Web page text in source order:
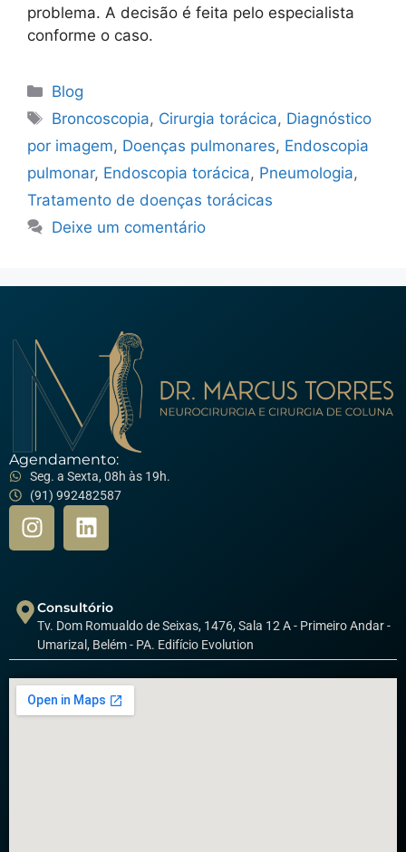
problema. A decisão é feita pelo especialista
conforme o caso.
Blog
Broncoscopia, Cirurgia torácica, Diagnóstico
por imagem, Doenças pulmonares, Endoscopia
pulmonar, Endoscopia torácica, Pneumologia,
Tratamento de doenças torácicas
Deixe um comentário
Agendamento:
Seg. a Sexta, 08h às 19h.
(91) 992482587
Consultório
Tv. Dom Romualdo de Seixas, 1476, Sala 12 A - Primeiro Andar -
Umarizal, Belém - PA. Edifício Evolution